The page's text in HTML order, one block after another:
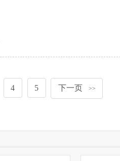
4 5 下一页 >>